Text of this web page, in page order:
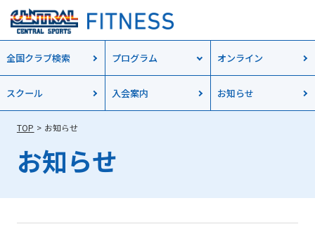
全国クラブ検索 プログラム オンライン
スクール 入会案内 お知らせ
TOP お知らせ
お知らせ